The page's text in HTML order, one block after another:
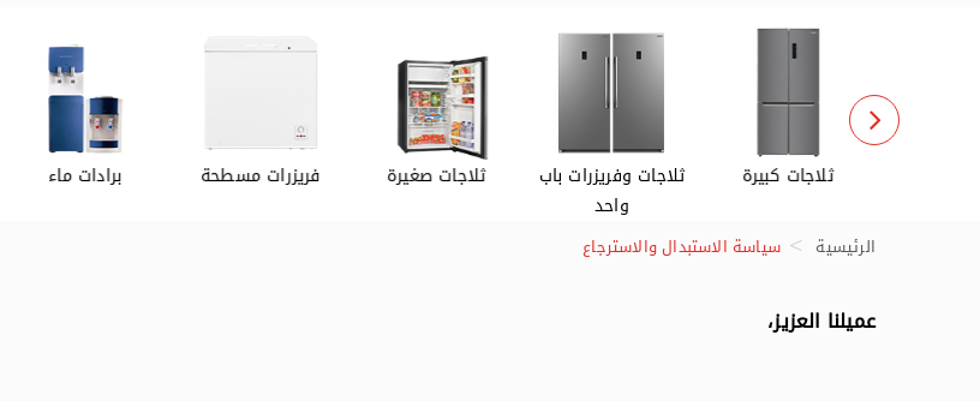
ثلاجات كبيرة
ثلاجات وفريزرات باب
واحد
ثلاجات صغيرة فريزرات مسطحة برادات ماء
الرئيسية سياسة الاستبدال والاسترجاع
عميلنا العزيز،